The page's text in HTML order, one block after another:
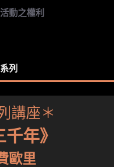
動之權利
列
講座＊
年》
歐里